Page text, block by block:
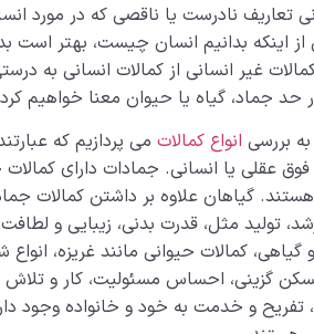
تعاریف نادرست یا ناقصی که در مورد
اینکه بدانیم انسان چیست، بهتر است
غیر انسانی از کمالات انسانی به
حد جماد، گیاه یا حیوان معنا خواهیم
بررسی انواع کمالات می­ پردازیم که
عقلی یا انسانی. جمادات دارای
گیاهان علاوه بر داشتن کمالات
تولید مثل، قدرت بدنی، زیبایی و
گیاهی، کمالات حیوانی مانند غریزه،
گزینی، احساس مسئولیت، کار و تلاش
تفریح و خدمت به خود و خانواده وجود